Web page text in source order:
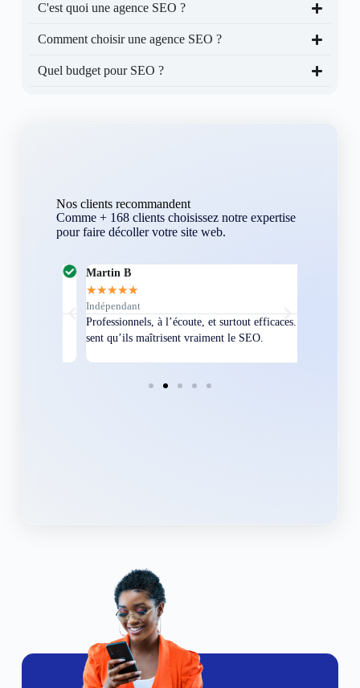
C'est quoi une agence SEO ?
Comment choisir une agence SEO ?
Quel budget pour SEO ?
Nos clients recommandent
Comme + 168 clients choisissez notre expertise
pour faire décoller votre site web.
Martin B
★★★
Indépendant
Professionnels, à l’écoute, et surtout efficaces. On
sent qu’ils maîtrisent vraiment le SEO.